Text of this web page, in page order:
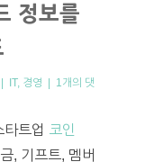
정보를
| IT, 경영 | 1개의 댓
트업 코인
, 기프트, 멤버